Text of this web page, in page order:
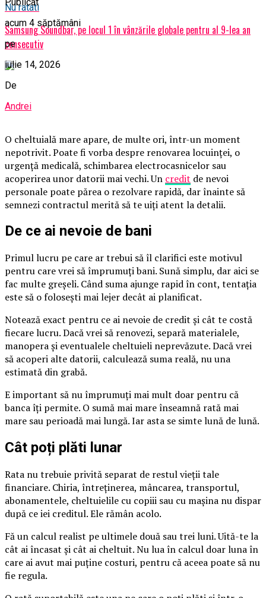
Nu ratati
Samsung Soundbar, pe locul 1 în vânzările globale pentru al 9-lea an
consecutiv
acum 4 săptămâni
pe
iulie 14, 2026
De
Andrei
O cheltuială mare apare, de multe ori, într-un moment
nepotrivit. Poate fi vorba despre renovarea locuinței, o
urgență medicală, schimbarea electrocasnicelor sau
acoperirea unor datorii mai vechi. Un credit de nevoi
personale poate părea o rezolvare rapidă, dar înainte să
semnezi contractul merită să te uiți atent la detalii.
De ce ai nevoie de bani
Primul lucru pe care ar trebui să îl clarifici este motivul
pentru care vrei să împrumuți bani. Sună simplu, dar aici se
fac multe greșeli. Când suma ajunge rapid în cont, tentația
este să o folosești mai lejer decât ai planificat.
Notează exact pentru ce ai nevoie de credit și cât te costă
fiecare lucru. Dacă vrei să renovezi, separă materialele,
manopera și eventualele cheltuieli neprevăzute. Dacă vrei
să acoperi alte datorii, calculează suma reală, nu una
estimată din grabă.
E important să nu împrumuți mai mult doar pentru că
banca îți permite. O sumă mai mare înseamnă rată mai
mare sau perioadă mai lungă. Iar asta se simte lună de lună.
Cât poți plăti lunar
Rata nu trebuie privită separat de restul vieții tale
financiare. Chiria, întreținerea, mâncarea, transportul,
abonamentele, cheltuielile cu copiii sau cu mașina nu dispar
după ce iei creditul. Ele rămân acolo.
Fă un calcul realist pe ultimele două sau trei luni. Uită-te la
cât ai încasat și cât ai cheltuit. Nu lua în calcul doar luna în
care ai avut mai puține costuri, pentru că aceea poate să nu
fie regula.